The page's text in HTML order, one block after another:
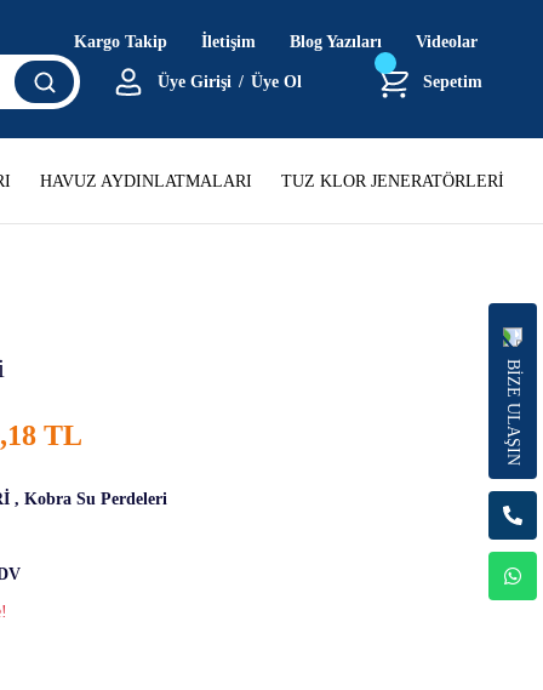
Kargo Takip İletişim Blog Yazıları Videolar
Üye Girişi / Üye Ol Sepetim
HAVUZ AYDINLATMALARI TUZ KLOR JENERATÖRLERİ
TL
, Kobra Su Perdeleri
BİZE ULAŞIN